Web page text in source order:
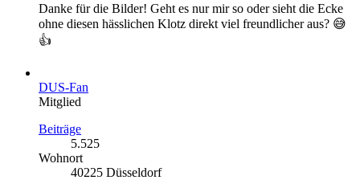
Danke für die Bilder! Geht es nur mir so oder sieht die Ecke
ohne diesen hässlichen Klotz direkt viel freundlicher aus? 😅
👍
DUS-Fan
Mitglied
Beiträge
5.525
Wohnort
40225 Düsseldorf